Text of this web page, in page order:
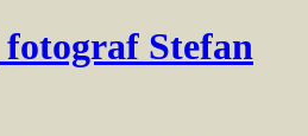
Stefan